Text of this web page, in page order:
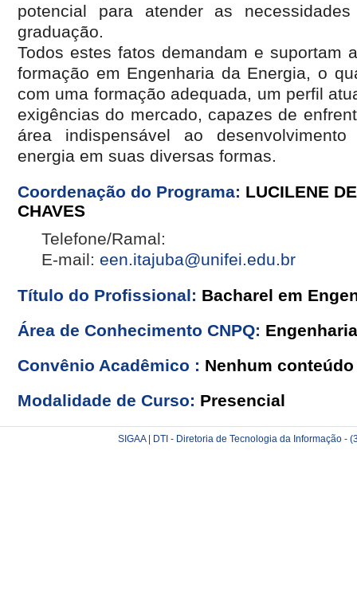
potencial para atender as
graduação.
Todos estes fatos demandam e suportam
formação em Engenharia da Energia, o
com uma formação adequada, um perfil
exigências do mercado, capazes de
área indispensável ao
energia em suas diversas formas.
Coordenação do Programa: LUCILENE
CHAVES
Telefone/Ramal:
E-mail: een.itajuba@unifei.edu.br
Título do Profissional: Bacharel em
Área de Conhecimento CNPQ:
Convênio Acadêmico : Nenhum
Modalidade de Curso: Presencial
SIGAA | DTI - Diretoria de Tecnologia da Informação